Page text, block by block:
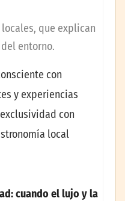
que explican
entorno.
con
y experiencias
con
local
cuando el lujo y la